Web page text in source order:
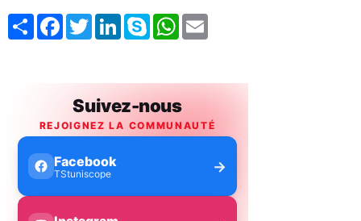
Share FacebookTwitterLinkedInSkype WhatsApp